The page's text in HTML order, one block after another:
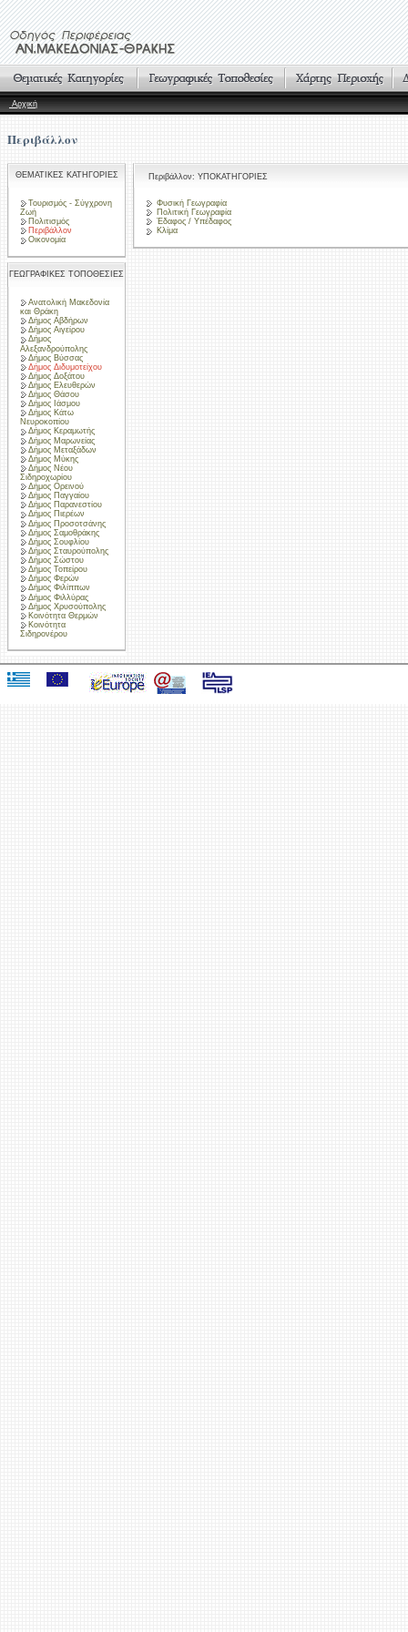
Αρχική
Περιβάλλον
ΘΕΜΑΤΙΚΕΣ ΚΑΤΗΓΟΡΙΕΣ
Τουρισμός - Σύγχρονη
Ζωή
Πολιτισμός
Περιβάλλον
Οικονομία
ΓΕΩΓΡΑΦΙΚΕΣ ΤΟΠΟΘΕΣΙΕΣ
Ανατολική Μακεδονία
και Θράκη
Δήμος Αβδήρων
Δήμος Αιγείρου
Δήμος
Αλεξανδρούπολης
Δήμος Βύσσας
Δήμος Διδυμοτείχου
Δήμος Δοξάτου
Δήμος Ελευθερών
Δήμος Θάσου
Δήμος Ιάσμου
Δήμος Κάτω
Νευροκοπίου
Δήμος Κεραμωτής
Δήμος Μαρωνείας
Δήμος Μεταξάδων
Δήμος Μύκης
Δήμος Νέου
Σιδηροχωρίου
Δήμος Ορεινού
Δήμος Παγγαίου
Δήμος Παρανεστίου
Δήμος Πιερέων
Δήμος Προσοτσάνης
Δήμος Σαμοθράκης
Δήμος Σουφλίου
Δήμος Σταυρούπολης
Δήμος Σώστου
Δήμος Τοπείρου
Δήμος Φερών
Δήμος Φιλίππων
Δήμος Φιλλύρας
Δήμος Χρυσούπολης
Κοινότητα Θερμών
Κοινότητα
Σιδηρονέρου
Περιβάλλον: ΥΠΟΚΑΤΗΓΟΡΙΕΣ
Φυσική Γεωγραφία
Πολιτική Γεωγραφία
Έδαφος / Υπέδαφος
Κλίμα